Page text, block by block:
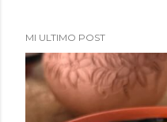
MI ULTIMO POST